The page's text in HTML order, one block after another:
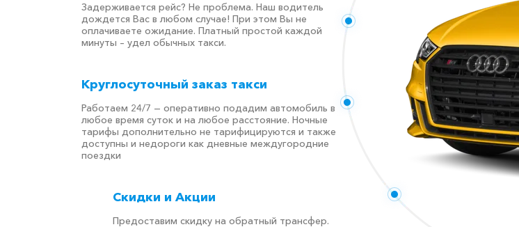
Задерживается рейс? Не проблема. Наш водитель
дождется Вас в любом случае! При этом Вы не
оплачиваете ожидание. Платный простой каждой
минуты – удел обычных такси.
Круглосуточный заказ такси
Работаем 24/7 — оперативно подадим автомобиль в
любое время суток и на любое расстояние. Ночные
тарифы дополнительно не тарифицируются и также
доступны и недороги как дневные междугородние
поездки
Скидки и Акции
Предоставим скидку на обратный трансфер.